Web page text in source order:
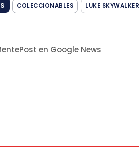
COLECCIONABLES LUKE SKYWALKER
en Google News